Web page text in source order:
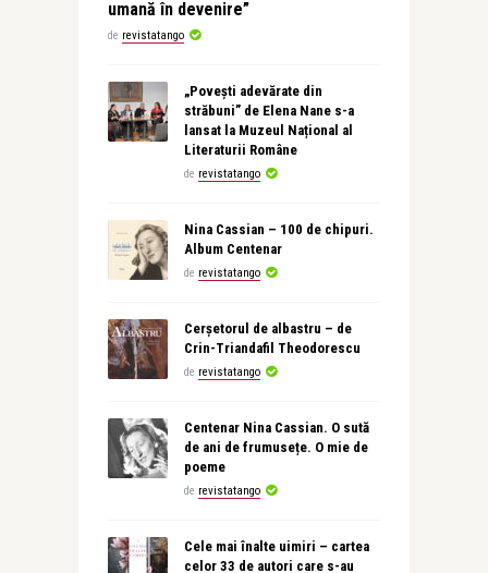
umană în devenire”
de revistatango
„Povești adevărate din
străbuni” de Elena Nane s-a
lansat la Muzeul Național al
Literaturii Române
de revistatango
Nina Cassian – 100 de chipuri.
Album Centenar
de revistatango
Cerșetorul de albastru – de
Crin-Triandafil Theodorescu
de revistatango
Centenar Nina Cassian. O sută
de ani de frumusețe. O mie de
poeme
de revistatango
Cele mai înalte uimiri – cartea
celor 33 de autori care s-au